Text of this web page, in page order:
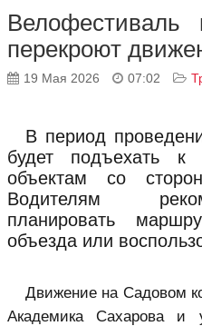
Велофестиваль
перекроют
19 Мая 2026 07:02
В период
будет подъехать к
объектам со
Водителям
планировать
объезда или
Движение на Садовом
Академика Сахарова